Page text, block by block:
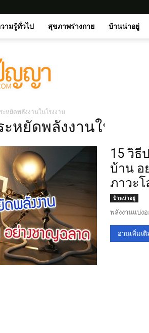
ามรู้ทั่วไป สุขภาพร่างกาย บ้านน่าอยู่
ะหยัดพลังงานในโรงงาน
หยัดพลังงานในโรงง
15 วิธี
บ้าน อ
ภาวะ
บ้านน่าอยู่
พลังงานแบ่ง
อ่านเพิ่มเติ